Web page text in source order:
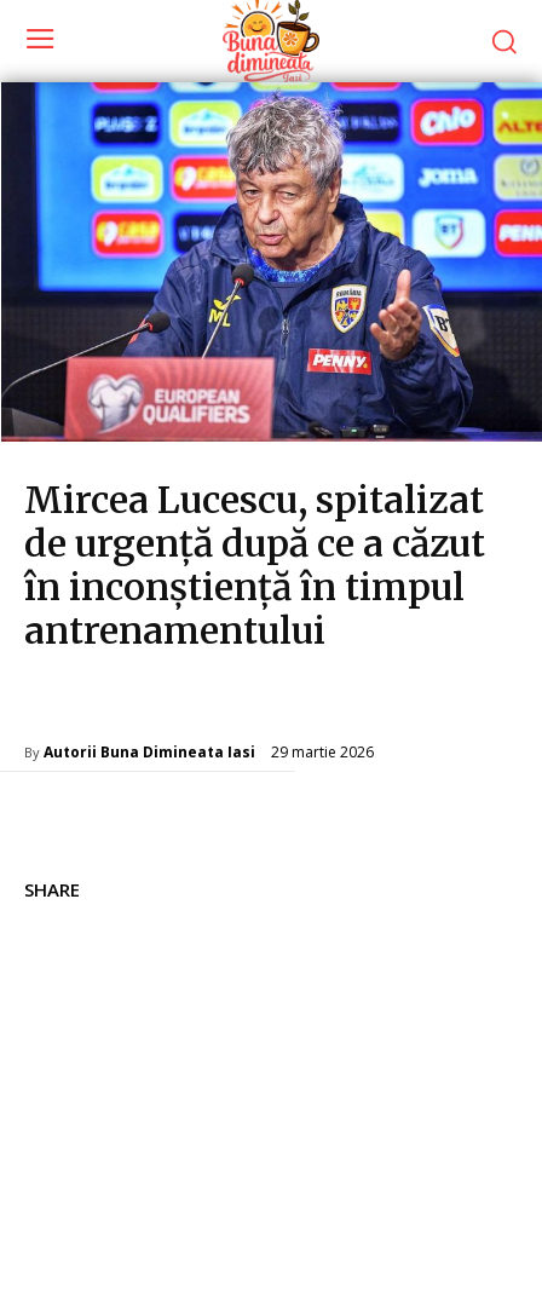
Mircea Lucescu, spitalizat
de urgență după ce a căzut
în inconștiență în timpul
antrenamentului
By Autorii Buna Dimineata Iasi 29 martie 2026
SHARE